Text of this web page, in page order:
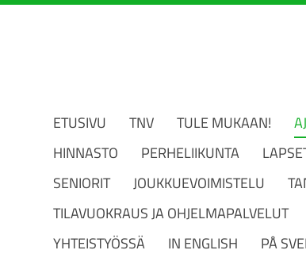
ETUSIVU TNV TULE MUKAAN!
HINNASTO
PERHELIIKUNTA
SENIORIT
JOUKKUEVOIMISTELU
TILAVUOKRAUS JA OHJELMAPALVELUT
YHTEISTYÖSSÄ
IN ENGLISH PÅ